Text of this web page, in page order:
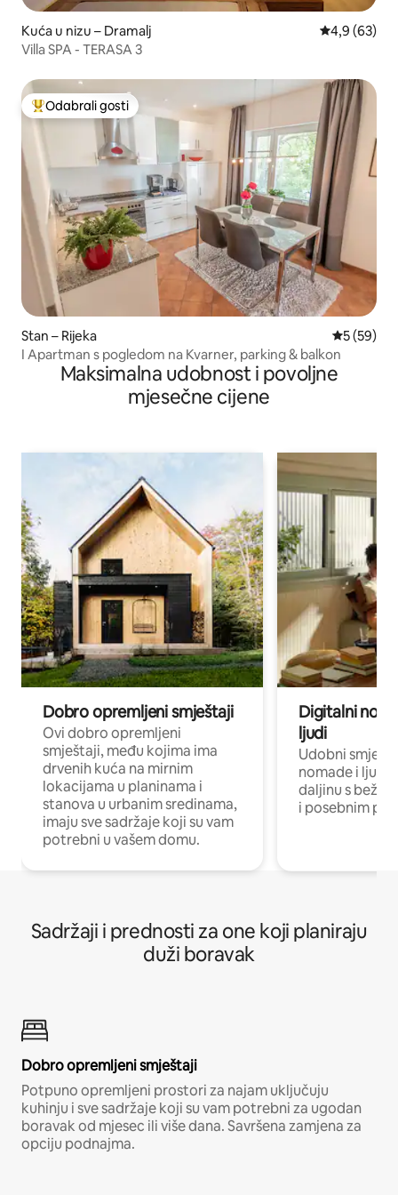
Kuća u nizu – Dramalj Prosječna
4,9 (63)
Villa SPA - TERASA 3
Među najviše rangiranima s oznakom „Odabrali gosti”
Odabrali gosti
Stan – Rijeka Prosječna
5 (59)
I Apartman s pogledom na Kvarner, parking & balkon
Maksimalna udobnost i povoljne
mjesečne cijene
Dobro opremljeni smještaji
Ovi dobro opremljeni
smještaji, među kojima ima
drvenih kuća na mirnim
lokacijama u planinama i
stanova u urbanim sredinama,
imaju sve sadržaje koji su vam
potrebni u vašem domu.
Digitalni
ljudi
Udobni
nomade i ljude
daljinu s
i posebnim
Sadržaji i prednosti za one koji planiraju
duži boravak
Dobro opremljeni smještaji
Potpuno opremljeni prostori za najam uključuju
kuhinju i sve sadržaje koji su vam potrebni za ugodan
boravak od mjesec ili više dana. Savršena zamjena za
opciju podnajma.